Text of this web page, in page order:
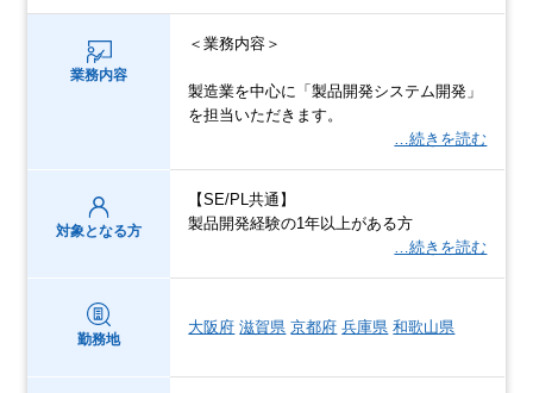
業務内容
＜業務内容＞
製造業を中心に「製品開発システム開発」
を担当いただきます。
…続きを読む
対象となる方
【SE/PL共通】
製品開発経験の1年以上がある方
…続きを読む
勤務地
大阪府 滋賀県 京都府 兵庫県 和歌山県